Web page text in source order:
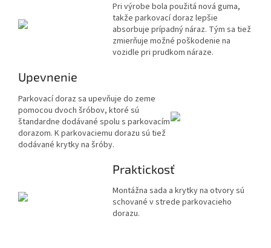
Pri výrobe bola použitá nová guma,
takže parkovací doraz lepšie
absorbuje prípadný náraz. Tým sa tiež
zmierňuje možné poškodenie na
vozidle pri prudkom náraze.
Upevnenie
Parkovací doraz sa upevňuje do zeme
pomocou dvoch šróbov, ktoré sú
štandardne dodávané spolu s parkovacím
dorazom. K parkovaciemu dorazu sú tiež
dodávané krytky na šróby.
Praktickosť
Montážna sada a krytky na otvory sú
schované v strede parkovacieho
dorazu.